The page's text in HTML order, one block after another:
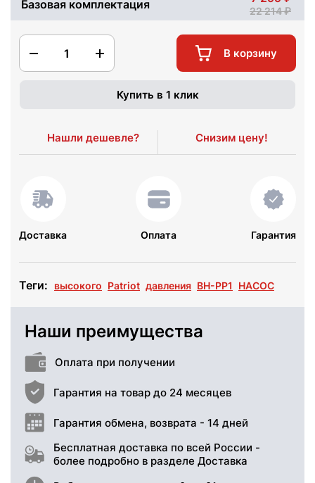
Базовая комплектация 22 214
1 В корзину
Купить в 1 клик
Нашли дешевле? Снизим цену!
Доставка Оплата Гарантия
Теги: высокого Patriot давления BH-PP1 НАСОС
Наши преимущества
Оплата при получении
Гарантия на товар до 24 месяцев
Гарантия обмена, возврата - 14 дней
Бесплатная доставка по всей России -
более подробно в разделе Доставка